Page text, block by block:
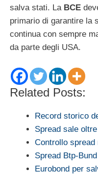
salva stati. La BCE
primario di garantire la
continua con sempre
da parte degli USA.
Related Posts:
Record storico
Spread sale
Controllo
Spread Btp-
Eurobond per